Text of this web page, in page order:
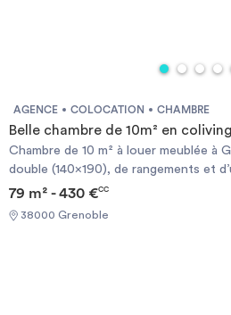
AGENCE COLOCATION CHAMBRE
Belle chambre de 10m² en
Chambre de 10 m² à louer meublée à
double (140x190), de rangements et
L’appartement, sécurisé grâce à des
comprend une machine à laver/sèche-
ménagers (serpillière, balai,
internet sont déjà compris dans le
79 m² - 430 €CC
38000 Grenoble